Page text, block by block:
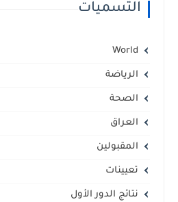
التسميات
World
الرياضة
الصحة
العراق
المقبولين
تعيينات
نتائج الدور الأول